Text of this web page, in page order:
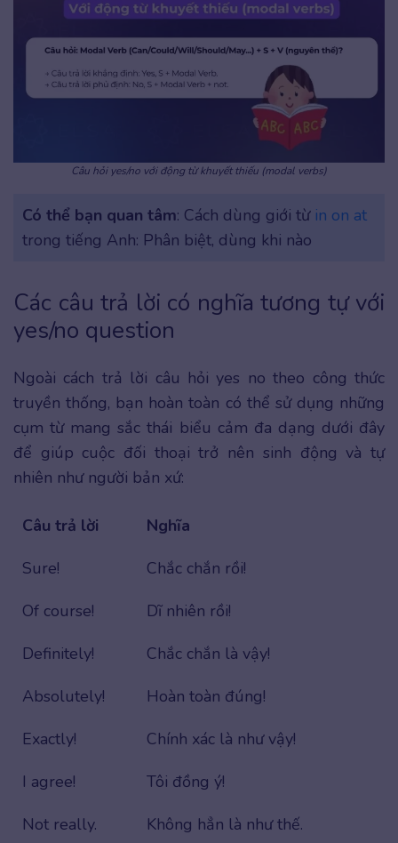
Câu hỏi yes/no với động từ khuyết thiếu (modal verbs)
Có thể bạn quan tâm: Cách dùng giới từ in on at
trong tiếng Anh: Phân biệt, dùng khi nào
Các câu trả lời có nghĩa tương tự với
yes/no question
Ngoài cách trả lời câu hỏi yes no theo công thức
truyền thống, bạn hoàn toàn có thể sử dụng những
cụm từ mang sắc thái biểu cảm đa dạng dưới đây
để giúp cuộc đối thoại trở nên sinh động và tự
nhiên như người bản xứ:
Câu trả lời
Nghĩa
Sure!
Chắc chắn rồi!
Of course!
Dĩ nhiên rồi!
Definitely!
Chắc chắn là vậy!
Absolutely!
Hoàn toàn đúng!
Exactly!
Chính xác là như vậy!
I agree!
Tôi đồng ý!
Not really.
Không hẳn là như thế.